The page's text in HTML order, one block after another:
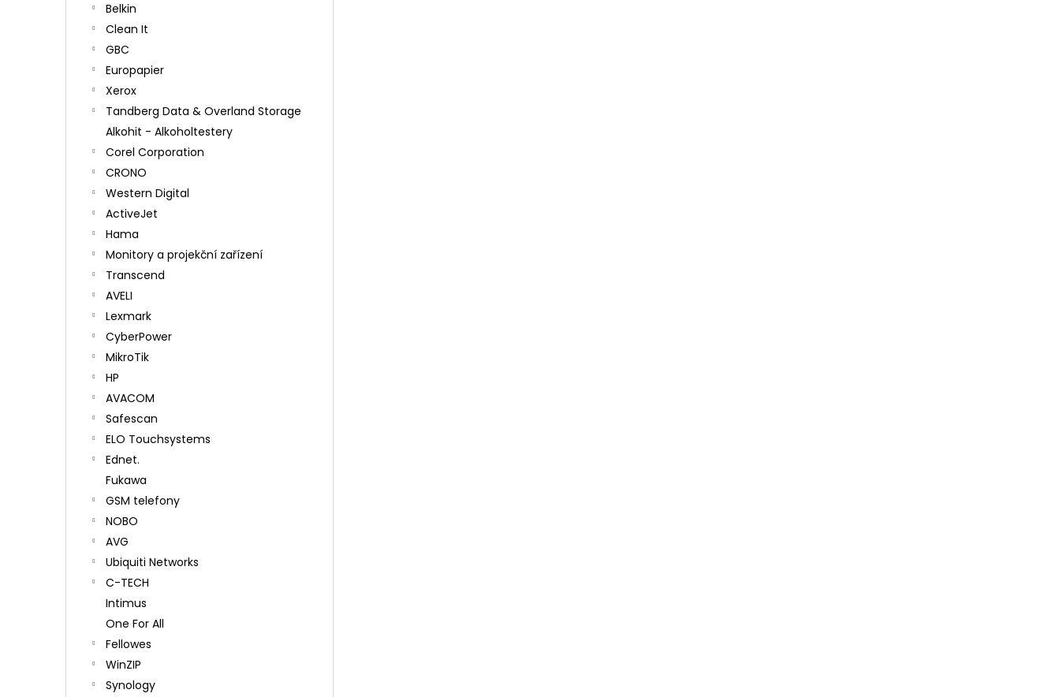
Belkin
Clean It
GBC
Europapier
Xerox
Tandberg Data & Overland Storage
Alkohit - Alkoholtestery
Corel Corporation
CRONO
Western Digital
ActiveJet
Hama
Monitory a projekční zařízení
Transcend
AVELI
Lexmark
CyberPower
MikroTik
HP
AVACOM
Safescan
ELO Touchsystems
Ednet.
Fukawa
GSM telefony
NOBO
AVG
Ubiquiti Networks
C-TECH
Intimus
One For All
Fellowes
WinZIP
Synology